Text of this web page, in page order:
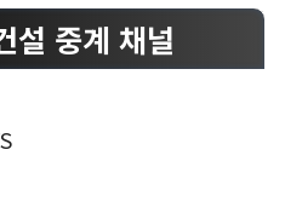
설 중계 채널